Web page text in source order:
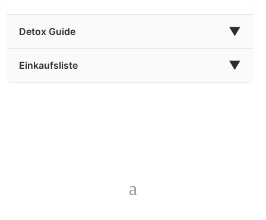
Detox Guide ▼
Einkaufsliste ▼